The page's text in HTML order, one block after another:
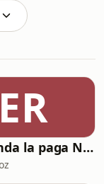
ER
Esta ronda la paga Newton